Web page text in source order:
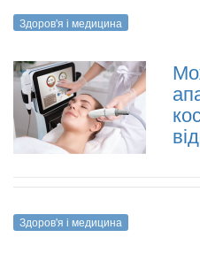
Здоров'я і медицина
Здоров'я і медицина